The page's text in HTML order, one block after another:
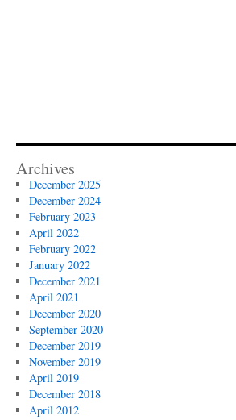
Archives
December 2025
December 2024
February 2023
April 2022
February 2022
January 2022
December 2021
April 2021
December 2020
September 2020
December 2019
November 2019
April 2019
December 2018
April 2012